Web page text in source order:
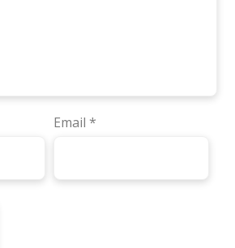
Email *